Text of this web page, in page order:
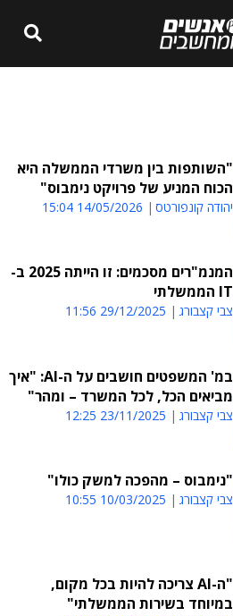
"השותפות בין משרדי הממשלה היא
הכוח המניע של פרויקט נימבוס"
יהודה קונפורטס 14/05/2026 15:04
המנמ"רים מסכמים: זו הייתה 2025 ב-
IT הממשלתי
צבי קצבורג 29/12/2025 11:56
במ' המשפטים חושבים על ה-AI: "איך
מביאים הכל, לכל המשרד – ומהר"
צבי קצבורג 23/11/2025 12:25
"נימבוס – מהפכה למשק כולו"
צבי קצבורג 10/03/2025 10:55
"ה-AI צריכה להיות בכל מקום,
במיוחד בשירות הממשלתי"